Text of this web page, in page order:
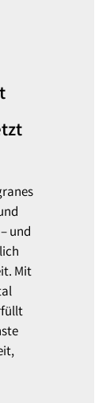
und
Mit